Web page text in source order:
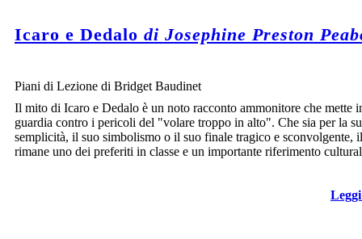
Icaro e Dedalo di Josephine Preston
Piani di Lezione di Bridget Baudinet
Il mito di Icaro e Dedalo è un noto racconto ammonitore che mette
guardia contro i pericoli del "volare troppo in alto". Che sia per la
semplicità, il suo simbolismo o il suo finale tragico e sconvolgente,
rimane uno dei preferiti in classe e un importante riferimento